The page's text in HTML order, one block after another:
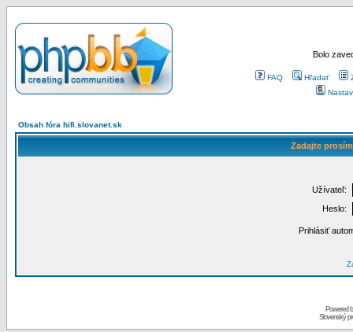
Bolo
FAQ Hľadať
Obsah fóra hifi.slovanet.sk
Zadajte
Užívateľ:
Heslo:
Prihlásiť
Powered
Slovenský